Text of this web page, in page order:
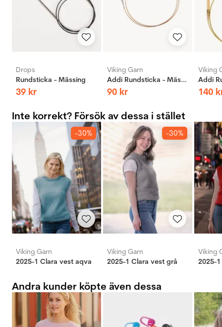
Drops
Rundsticka - Mässing
39 kr
Viking Garn
Addi Rundsticka - Mässing
90 kr
Viking
140
Inte korrekt? Försök av dessa i stället
-30%
Viking Garn
2025-1 Clara vest aqva
-30%
Viking Garn
2025-1 Clara vest grå
Viking
2025-
Andra kunder köpte även dessa